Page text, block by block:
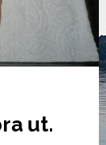
ut.